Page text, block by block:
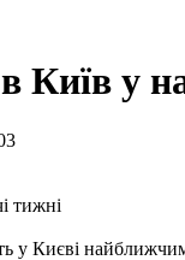
Київ у
у Києві